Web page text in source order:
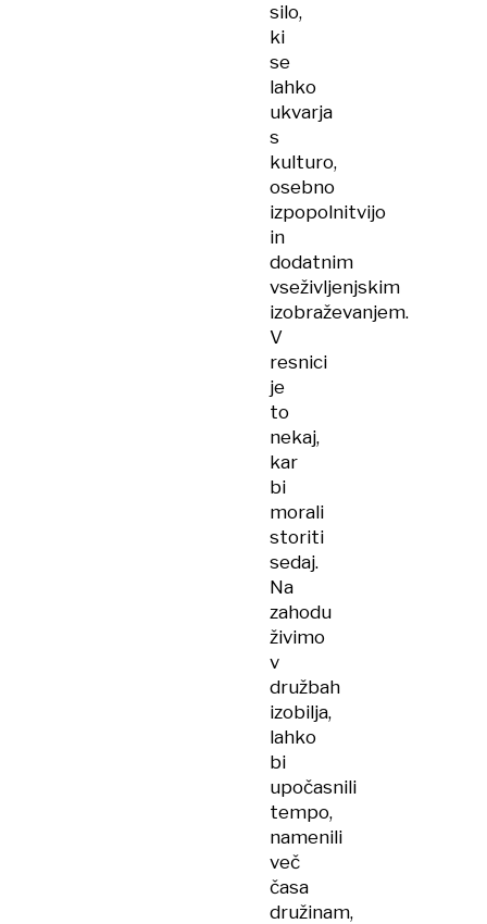
silo,
ki
se
lahko
ukvarja
s
kulturo,
osebno
izpopolnitvijo
in
dodatnim
vseživljenjskim
izobraževanjem.
V
resnici
je
to
nekaj,
kar
bi
morali
storiti
sedaj.
Na
zahodu
živimo
v
družbah
izobilja,
lahko
bi
upočasnili
tempo,
namenili
več
časa
družinam,